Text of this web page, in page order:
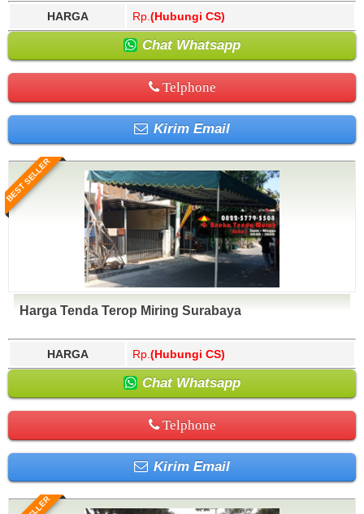
HARGA Rp. (Hubungi CS)
Chat Whatsapp
Telphone
Kirim Email
BEST SELLER
Harga Tenda Terop Miring Surabaya
HARGA Rp. (Hubungi CS)
Chat Whatsapp
Telphone
Kirim Email